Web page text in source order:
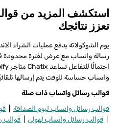
استكشف المزيد من
تعزز نتائجك
يوم الشوكولاتة يدفع عمليات الشراء
رسالة واتساب مع عرض لفترة محدودة
واتساب حساسة للوقت يتم إرسالها
قوالب رسائل واتساب ذات صلة
قوالب رسائل واتساب ليوم الصداقة
قوالب رسائل واتساب لهولي
قوالب